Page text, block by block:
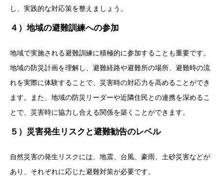
し、実践的な対応策を整えましょう。
４）地域の避難訓練への参加
地域で実施される避難訓練に積極的に参加することも重要です。
地域の防災計画を理解し、避難経路や避難所の場所、避難時の流
れを実際に体験することで、災害時の対応力を高めることができ
ます。また、地域の防災リーダーや近隣住民との連携を深めるこ
とで、災害時に協力し合える関係を築くことができます。
５）災害発生リスクと避難勧告のレベル
自然災害の発生リスクには、地震、台風、豪雨、土砂災害などが
あり、それぞれに応じた避難対策が必要です。